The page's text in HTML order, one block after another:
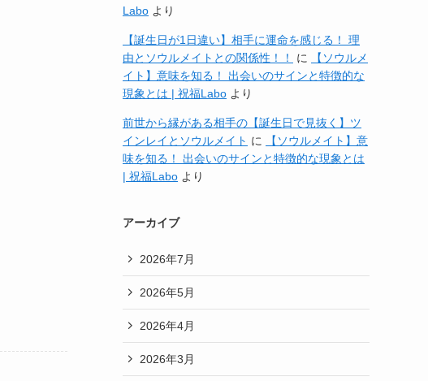
Labo より
【誕生日が1日違い】相手に運命を感じる！ 理
由とソウルメイトとの関係性！！
に
【ソウルメ
イト】意味を知る！ 出会いのサインと特徴的な
現象とは | 祝福Labo より
前世から縁がある相手の【誕生日で見抜く】ツ
インレイとソウルメイト に
【ソウルメイト】意
味を知る！ 出会いのサインと特徴的な現象とは
| 祝福Labo より
アーカイブ
2026年7月
2026年5月
2026年4月
2026年3月